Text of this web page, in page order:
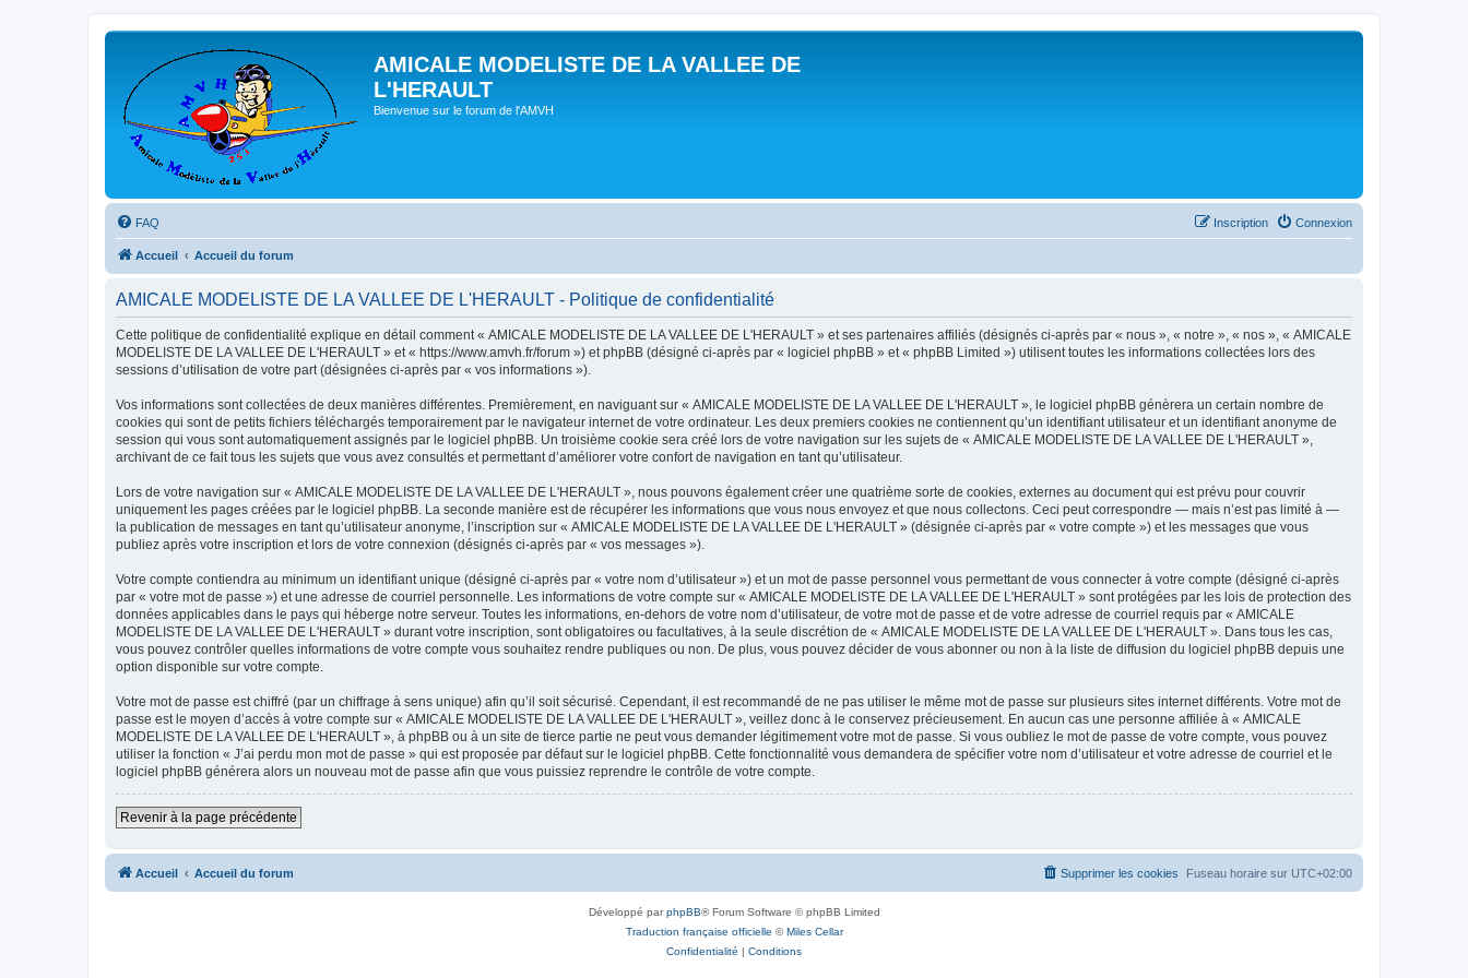
AMICALE MODELISTE DE LA VALLEE DE
L'HERAULT
Bienvenue sur le forum de l'AMVH
FAQ Connexion
Inscription
Accueil Accueil du forum
AMICALE MODELISTE DE LA VALLEE DE L'HERAULT - Politique de confidentialité
Cette politique de confidentialité explique en détail comment « AMICALE MODELISTE DE LA VALLEE DE L'HERAULT » et ses partenaires affiliés (désignés ci-après par « nous », « notre », « nos », « AMICALE
MODELISTE DE LA VALLEE DE L'HERAULT » et « https://www.amvh.fr/forum ») et phpBB (désigné ci-après par « logiciel phpBB » et « phpBB Limited ») utilisent toutes les informations collectées lors des
sessions d’utilisation de votre part (désignées ci-après par « vos informations »).
Vos informations sont collectées de deux manières différentes. Premièrement, en naviguant sur « AMICALE MODELISTE DE LA VALLEE DE L'HERAULT », le logiciel phpBB génèrera un certain nombre de
cookies qui sont de petits fichiers téléchargés temporairement par le navigateur internet de votre ordinateur. Les deux premiers cookies ne contiennent qu’un identifiant utilisateur et un identifiant anonyme de
session qui vous sont automatiquement assignés par le logiciel phpBB. Un troisième cookie sera créé lors de votre navigation sur les sujets de « AMICALE MODELISTE DE LA VALLEE DE L'HERAULT »,
archivant de ce fait tous les sujets que vous avez consultés et permettant d’améliorer votre confort de navigation en tant qu’utilisateur.
Lors de votre navigation sur « AMICALE MODELISTE DE LA VALLEE DE L'HERAULT », nous pouvons également créer une quatrième sorte de cookies, externes au document qui est prévu pour couvrir
uniquement les pages créées par le logiciel phpBB. La seconde manière est de récupérer les informations que vous nous envoyez et que nous collectons. Ceci peut correspondre — mais n’est pas limité à —
la publication de messages en tant qu’utilisateur anonyme, l’inscription sur « AMICALE MODELISTE DE LA VALLEE DE L'HERAULT » (désignée ci-après par « votre compte ») et les messages que vous
publiez après votre inscription et lors de votre connexion (désignés ci-après par « vos messages »).
Votre compte contiendra au minimum un identifiant unique (désigné ci-après par « votre nom d’utilisateur ») et un mot de passe personnel vous permettant de vous connecter à votre compte (désigné ci-après
par « votre mot de passe ») et une adresse de courriel personnelle. Les informations de votre compte sur « AMICALE MODELISTE DE LA VALLEE DE L'HERAULT » sont protégées par les lois de protection des
données applicables dans le pays qui héberge notre serveur. Toutes les informations, en-dehors de votre nom d’utilisateur, de votre mot de passe et de votre adresse de courriel requis par « AMICALE
MODELISTE DE LA VALLEE DE L'HERAULT » durant votre inscription, sont obligatoires ou facultatives, à la seule discrétion de « AMICALE MODELISTE DE LA VALLEE DE L'HERAULT ». Dans tous les cas,
vous pouvez contrôler quelles informations de votre compte vous souhaitez rendre publiques ou non. De plus, vous pouvez décider de vous abonner ou non à la liste de diffusion du logiciel phpBB depuis une
option disponible sur votre compte.
Votre mot de passe est chiffré (par un chiffrage à sens unique) afin qu’il soit sécurisé. Cependant, il est recommandé de ne pas utiliser le même mot de passe sur plusieurs sites internet différents. Votre mot de
passe est le moyen d’accès à votre compte sur « AMICALE MODELISTE DE LA VALLEE DE L'HERAULT », veillez donc à le conservez précieusement. En aucun cas une personne affiliée à « AMICALE
MODELISTE DE LA VALLEE DE L'HERAULT », à phpBB ou à un site de tierce partie ne peut vous demander légitimement votre mot de passe. Si vous oubliez le mot de passe de votre compte, vous pouvez
utiliser la fonction « J’ai perdu mon mot de passe » qui est proposée par défaut sur le logiciel phpBB. Cette fonctionnalité vous demandera de spécifier votre nom d’utilisateur et votre adresse de courriel et le
logiciel phpBB générera alors un nouveau mot de passe afin que vous puissiez reprendre le contrôle de votre compte.
Revenir à la page précédente
Accueil Accueil du forum Fuseau horaire sur UTC+02:00
Supprimer les cookies
Développé parphpBB® Forum Software © phpBB Limited
Traduction française officielle ©Miles Cellar
Confidentialité | Conditions